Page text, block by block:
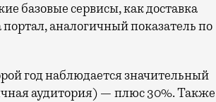
базовые сервисы, как доставка
аналогичный показатель по
год наблюдается значительный
аудитория) — плюс 30%. Также